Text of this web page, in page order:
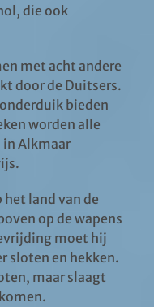
die ook
met acht andere
door de Duitsers.
bieden
worden alle
in Alkmaar
land van de
op de wapens
moet hij
sloten en hekken.
maar slaagt